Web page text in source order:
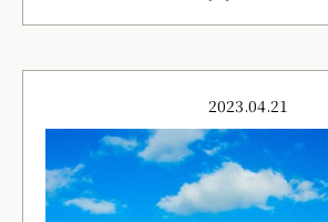
2023.04.21